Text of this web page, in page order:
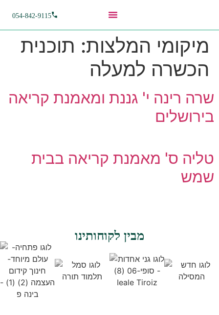
054-842-9115
מיקומי המלצות: תוכנית
הכשרה למעלה
שרה רינה י' גננת ומאמנת קריאה
בירושלים
טליה ס' מאמנת קריאה בבית
שמש
מבין לקוחותינו